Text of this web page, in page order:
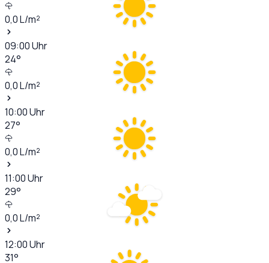
0,0L/m²
09:00Uhr
24°
0,0L/m²
10:00Uhr
27°
0,0L/m²
11:00Uhr
29°
0,0L/m²
12:00Uhr
31°